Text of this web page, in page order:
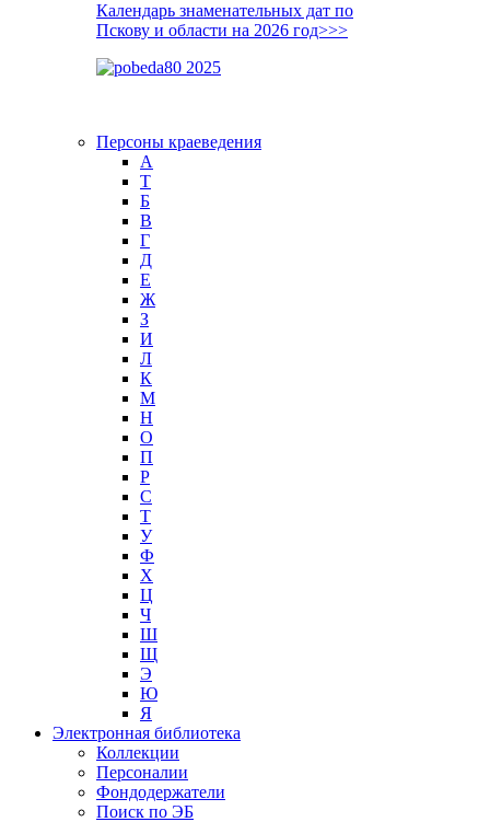
Календарь знаменательных дат по
Пскову и области на 2026 год>>>
Персоны краеведения
А
T
Б
В
Г
Д
Е
Ж
З
И
Л
К
М
Н
О
П
Р
С
Т
У
Ф
Х
Ц
Ч
Ш
Щ
Э
Ю
Я
Электронная библиотека
Коллекции
Персоналии
Фондодержатели
Поиск по ЭБ